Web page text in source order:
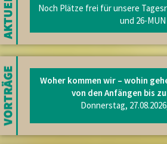
Noch Plätze frei für unsere
und 26-MUN
Woher kommen wir – wohin
von den Anfängen bis
Donnerstag,